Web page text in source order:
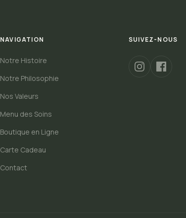
NAVIGATION
Notre Histoire
Notre Philosophie
Nos Valeurs
Menu des Soins
Boutique en Ligne
Carte Cadeau
Contact
SUIVEZ-NOUS